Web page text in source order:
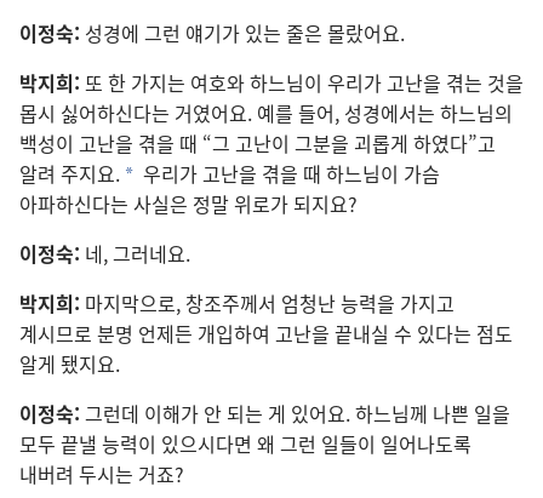
이정숙: 성경에 그런 얘기가 있는 줄은 몰랐어요.
박지희: 또 한 가지는 여호와 하느님이 우리가 고난을 겪는 것을
몹시 싫어하신다는 거였어요. 예를 들어, 성경에서는 하느님의
백성이 고난을 겪을 때 “그 고난이 그분을 괴롭게 하였다”고
알려 주지요. * 우리가 고난을 겪을 때 하느님이 가슴
아파하신다는 사실은 정말 위로가 되지요?
이정숙: 네, 그러네요.
박지희: 마지막으로, 창조주께서 엄청난 능력을 가지고
계시므로 분명 언제든 개입하여 고난을 끝내실 수 있다는 점도
알게 됐지요.
이정숙: 그런데 이해가 안 되는 게 있어요. 하느님께 나쁜 일을
모두 끝낼 능력이 있으시다면 왜 그런 일들이 일어나도록
내버려 두시는 거죠?